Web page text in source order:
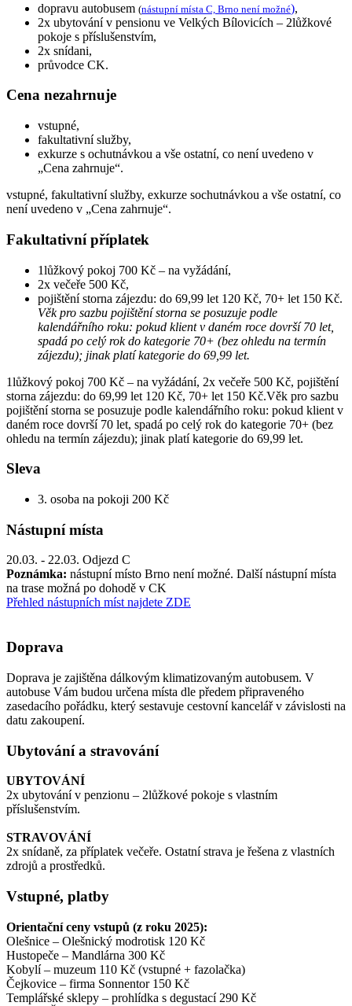
dopravu autobusem (nástupní místa C, Brno není možné),
2x ubytování v pensionu ve Velkých Bílovicích – 2lůžkové
pokoje s příslušenstvím,
2x snídani,
průvodce CK.
Cena nezahrnuje
vstupné,
fakultativní služby,
exkurze s ochutnávkou a vše ostatní, co není uvedeno v
„Cena zahrnuje“.
vstupné, fakultativní služby, exkurze sochutnávkou a vše ostatní, co
není uvedeno v „Cena zahrnuje“.
Fakultativní příplatek
1lůžkový pokoj 700 Kč – na vyžádání,
2x večeře 500 Kč,
pojištění storna zájezdu: do 69,99 let 120 Kč, 70+ let 150 Kč.
Věk pro sazbu pojištění storna se posuzuje podle
kalendářního roku: pokud klient v daném roce dovrší 70 let,
spadá po celý rok do kategorie 70+ (bez ohledu na termín
zájezdu); jinak platí kategorie do 69,99 let.
1lůžkový pokoj 700 Kč – na vyžádání, 2x večeře 500 Kč, pojištění
storna zájezdu: do 69,99 let 120 Kč, 70+ let 150 Kč.Věk pro sazbu
pojištění storna se posuzuje podle kalendářního roku: pokud klient v
daném roce dovrší 70 let, spadá po celý rok do kategorie 70+ (bez
ohledu na termín zájezdu); jinak platí kategorie do 69,99 let.
Sleva
3. osoba na pokoji 200 Kč
Nástupní místa
20.03. - 22.03. Odjezd C
Poznámka: nástupní místo Brno není možné. Další nástupní místa
na trase možná po dohodě v CK
Přehled nástupních míst najdete ZDE
Doprava
Doprava je zajištěna dálkovým klimatizovaným autobusem. V
autobuse Vám budou určena místa dle předem připraveného
zasedacího pořádku, který sestavuje cestovní kancelář v závislosti na
datu zakoupení.
Ubytování a stravování
UBYTOVÁNÍ
2x ubytování v penzionu – 2lůžkové pokoje s vlastním
příslušenstvím.
STRAVOVÁNÍ
2x snídaně, za příplatek večeře. Ostatní strava je řešena z vlastních
zdrojů a prostředků.
Vstupné, platby
Orientační ceny vstupů (z roku 2025):
Olešnice – Olešnický modrotisk 120 Kč
Hustopeče – Mandlárna 300 Kč
Kobylí – muzeum 110 Kč (vstupné + fazolačka)
Čejkovice – firma Sonnentor 150 Kč
Templářské sklepy – prohlídka s degustací 290 Kč